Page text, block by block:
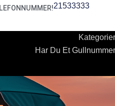
21533333
Kategorier
Har Du Et